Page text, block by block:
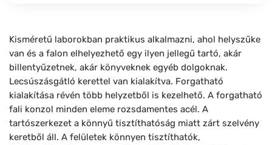
Kisméretű laborokban praktikus alkalmazni, ahol helyszűke
van és a falon elhelyezhető egy ilyen jellegű tartó, akár
billentyűzetnek, akár könyveknek egyéb dolgoknak.
Lecsúszásgátló kerettel van kialakítva. Forgatható
kialakítása révén több helyzetből is kezelhető. A forgatható
fali konzol minden eleme rozsdamentes acél. A
tartószerkezet a könnyű tisztíthatóság miatt zárt szelvény
keretből áll. A felületek könnyen tisztíthatók,